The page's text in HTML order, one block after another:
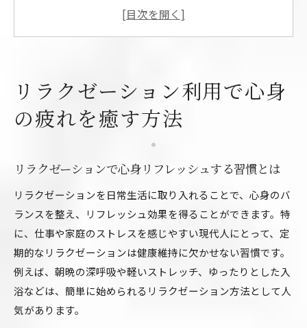
毎日のストレス軽減に役立つリラクゼーション
活用法
ツ
リラクゼーション予約のタイミングと選び方の
ポイント
安心してリラクゼーションを楽しむための基準
安全なリラクゼーションサロン選びの基準を解
リラクゼーション利用時の注意点と安全対策
資格や実績で選ぶリラクゼーションの安心感
口コミや検索サイトで見極めるリラクゼーショ
ン
リラクゼーション利用規約の確認ポイント
深い癒しが得られるリラクゼーションの選び方
リラクゼーション利用で心身
の疲れを癒す方法
リラクゼーションで心身リフレッシュする習慣とは
リラクゼーションを日常生活に取り入れることで、心身のバ
ランスを整え、リフレッシュ効果を得ることができます。特
に、仕事や家庭のストレスを感じやすい現代人にとって、定
期的なリラクゼーションは健康維持に欠かせない習慣です。
例えば、朝晩の深呼吸や軽いストレッチ、ゆったりとした入
浴などは、簡単に始められるリラクゼーション方法として人
気があります。